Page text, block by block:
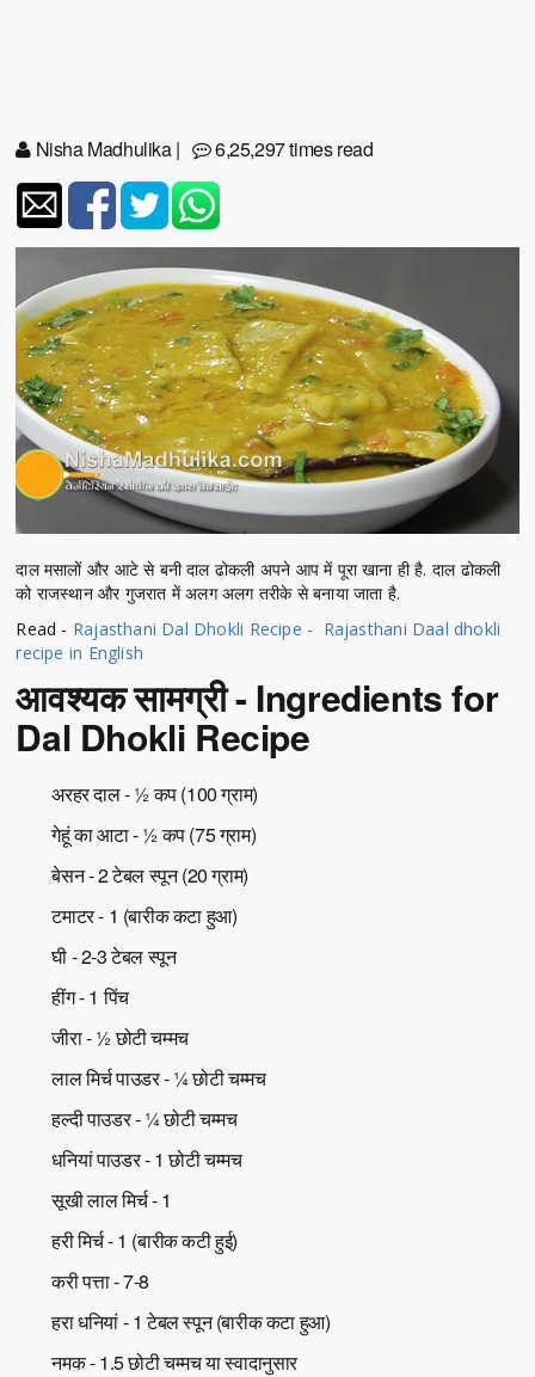
Nisha Madhulika| 6,25,297 times read
दाल मसालों और आटे से बनी दाल ढोकली अपने आप में पूरा खाना ही है. दाल ढोकली
को राजस्थान और गुजरात में अलग अलग तरीके से बनाया जाता है.
Read - Rajasthani Dal Dhokli Recipe - Rajasthani Daal dhokli
recipe in English
आवश्यक सामग्री - Ingredients for
Dal Dhokli Recipe
अरहर दाल - ½ कप (100 ग्राम)
गेहूं का आटा - ½ कप (75 ग्राम)
बेसन - 2 टेबल स्पून (20 ग्राम)
टमाटर - 1 (बारीक कटा हुआ)
घी - 2-3 टेबल स्पून
हींग - 1 पिंच
जीरा - ½ छोटी चम्मच
लाल मिर्च पाउडर - ¼ छोटी चम्मच
हल्दी पाउडर - ¼ छोटी चम्मच
धनियां पाउडर - 1 छोटी चम्मच
सूखी लाल मिर्च - 1
हरी मिर्च - 1 (बारीक कटी हुई)
करी पत्ता - 7-8
हरा धनियां - 1 टेबल स्पून (बारीक कटा हुआ)
नमक - 1.5 छोटी चम्मच या स्वादानुसार